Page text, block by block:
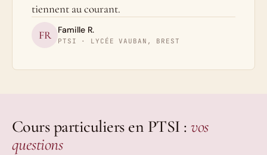
tiennent au courant.
FR Famille R.
PTSI · LYCÉE VAUBAN, BREST
Cours particuliers en PTSI :vos
questions